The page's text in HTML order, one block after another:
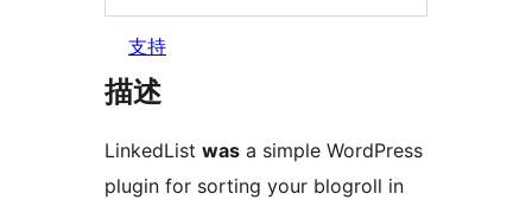
支持
描述
LinkedList was a simple WordPress
plugin for sorting your blogroll in